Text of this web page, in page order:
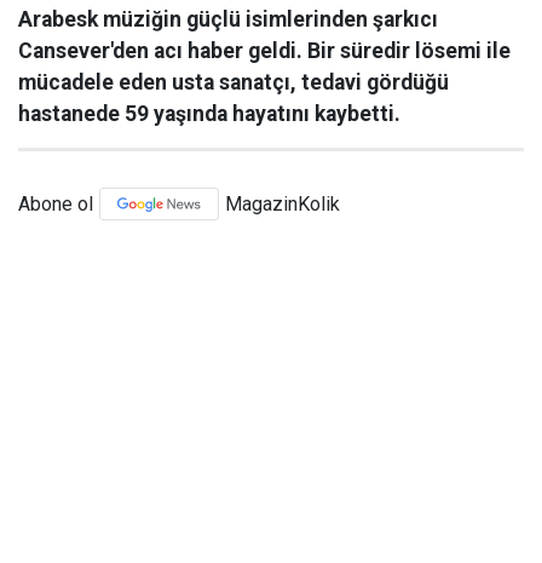
Arabesk müziğin güçlü isimlerinden şarkıcı
Cansever'den acı haber geldi. Bir süredir lösemi ile
mücadele eden usta sanatçı, tedavi gördüğü
hastanede 59 yaşında hayatını kaybetti.
Abone ol MagazinKolik